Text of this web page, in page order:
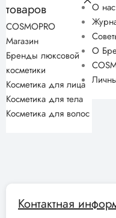
товаров
COSMOPRO
Магазин
Бренды люксовой
косметики
Косметика для лица
Косметика для тела
Косметика для волос
О нас
О
Контактная